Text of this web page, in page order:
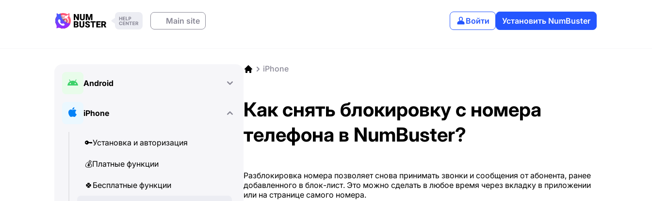
Main site Войти Установить NumBuster
Android
🔑
iPhone
🔑Установка и авторизация
💰Платные функции
🍀 Бесплатные функции
iPhone
Как снять блокировку с номера
телефона в NumBuster?
Разблокировка номера позволяет снова принимать звонки и сообщения от абонента, ранее
добавленного в блок-лист. Это можно сделать в любое время через вкладку в приложении
или на странице самого номера.